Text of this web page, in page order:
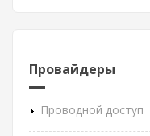
Провайдеры
Проводной доступ